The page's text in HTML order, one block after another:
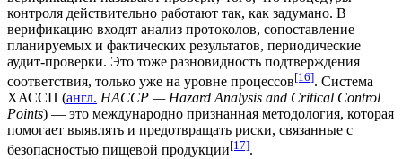
контроля действительно работают так, как задумано. В
верификацию входят анализ протоколов, сопоставление
планируемых и фактических результатов, периодические
аудит-проверки. Это тоже разновидность подтверждения
соответствия, только уже на уровне процессов[16]. Система
ХАССП (англ. HACCP — Hazard Analysis and Critical Control
Points) — это международно признанная методология, которая
помогает выявлять и предотвращать риски, связанные с
безопасностью пищевой продукции[17].